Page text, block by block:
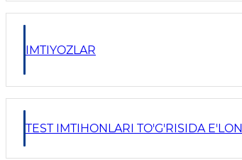
IMTIYOZLAR
TEST IMTIHONLARI TO'G'RISIDA E'LON